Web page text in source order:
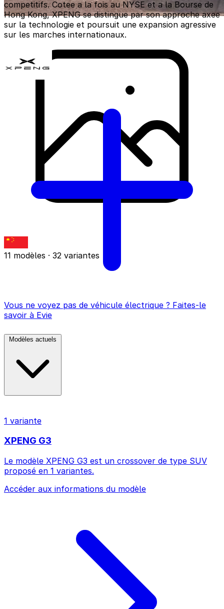
11 modèles · 32 variantes
competitifs. Cotee a la fois au NYSE et a la Bourse de
Hong Kong, XPENG se distingue par son approche axee
sur la technologie et poursuit une expansion agressive
sur les marches internationaux.
Vous ne voyez pas de véhicule électrique ? Faites-le
savoir à Evie
Modèles actuels
1 variante
XPENG G3
Le modèle XPENG G3 est un crossover de type SUV
proposé en 1 variantes.
Accéder aux informations du modèle